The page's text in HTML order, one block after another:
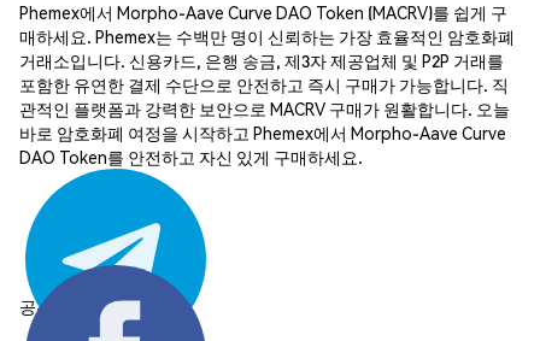
Phemex에서 Morpho-Aave Curve DAO Token (MACRV)를 쉽게 구
매하세요. Phemex는 수백만 명이 신뢰하는 가장 효율적인 암호화폐
거래소입니다. 신용카드, 은행 송금, 제3자 제공업체 및 P2P 거래를
포함한 유연한 결제 수단으로 안전하고 즉시 구매가 가능합니다. 직
관적인 플랫폼과 강력한 보안으로 MACRV 구매가 원활합니다. 오늘
바로 암호화폐 여정을 시작하고 Phemex에서 Morpho-Aave Curve
DAO Token를 안전하고 자신 있게 구매하세요.
공유하기: